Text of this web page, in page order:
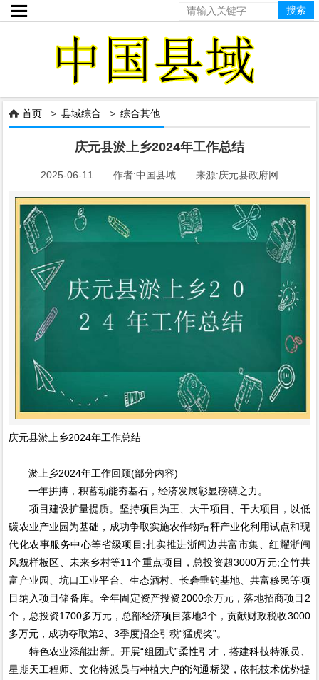

 首页 >县域综合 >综合其他
庆元县淤上乡2024年工作总结
2025-06-11 作者:中国县域 来源:庆元县政府网
庆元县淤上乡2024年工作总结
淤上乡2024年工作回顾(部分内容)
一年拼搏，积蓄动能夯基石，经济发展彰显磅礴之力。
项目建设扩量提质。坚持项目为王、大干项目、干大项目，以低
碳农业产业园为基础，成功争取实施农作物秸秆产业化利用试点和现
代化农事服务中心等省级项目;扎实推进浙闽边共富市集、红耀浙闽
风貌样板区、未来乡村等11个重点项目，总投资超3000万元;全竹共
富产业园、坑口工业平台、生态酒村、长砻垂钓基地、共富移民等项
目纳入项目储备库。全年固定资产投资2000余万元，落地招商项目2
个，总投资1700多万元，总部经济项目落地3个，贡献财政税收3000
多万元，成功夺取第2、3季度招企引税“猛虎奖”。
特色农业添能出新。开展“组团式”柔性引才，搭建科技特派员、
星期天工程师、文化特派员与种植大户的沟通桥梁，依托技术优势提